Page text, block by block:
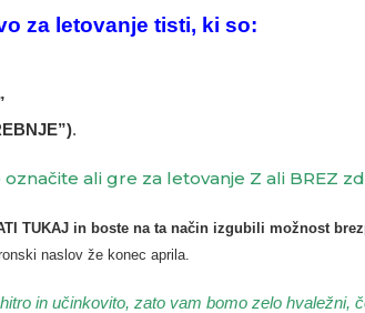
za letovanje tisti, ki so:
.
ali gre za letovanje Z ali BREZ
TUKAJ in boste na ta način izgubili možnost
naslov že konec aprila.
in učinkovito, zato vam bomo zelo hvaležni,